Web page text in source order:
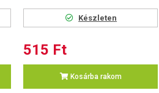
Készleten
515 Ft
Kosárba rakom